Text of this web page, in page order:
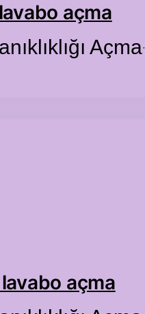
açma
Açma·
açma